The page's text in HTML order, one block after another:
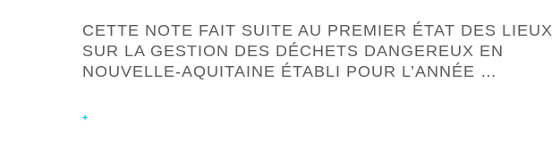
CETTE NOTE FAIT SUITE AU PREMIER ÉTAT DES LIEUX
SUR LA GESTION DES DÉCHETS DANGEREUX EN
NOUVELLE-AQUITAINE ÉTABLI POUR L’ANNÉE …
+